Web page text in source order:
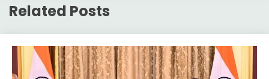
Related Posts